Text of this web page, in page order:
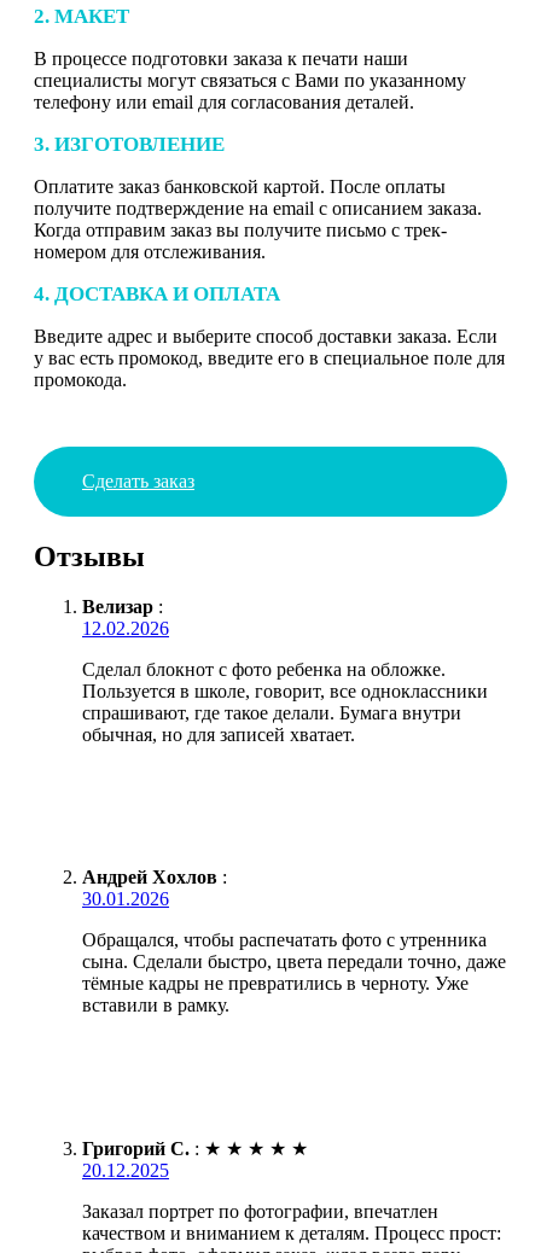
2. МАКЕТ
В процессе подготовки заказа к печати наши
специалисты могут связаться с Вами по указанному
телефону или email для согласования деталей.
3. ИЗГОТОВЛЕНИЕ
Оплатите заказ банковской картой. После оплаты
получите подтверждение на email с описанием заказа.
Когда отправим заказ вы получите письмо с трек-
номером для отслеживания.
4. ДОСТАВКА И ОПЛАТА
Введите адрес и выберите способ доставки заказа. Если
у вас есть промокод, введите его в специальное поле для
промокода.
Сделать заказ
Отзывы
Велизар :
12.02.2026
Сделал блокнот с фото ребенка на обложке.
Пользуется в школе, говорит, все одноклассники
спрашивают, где такое делали. Бумага внутри
обычная, но для записей хватает.
Андрей Хохлов :
30.01.2026
Обращался, чтобы распечатать фото с утренника
сына. Сделали быстро, цвета передали точно, даже
тёмные кадры не превратились в черноту. Уже
вставили в рамку.
Григорий С. : ★ ★ ★ ★ ★
20.12.2025
Заказал портрет по фотографии, впечатлен
качеством и вниманием к деталям. Процесс прост: